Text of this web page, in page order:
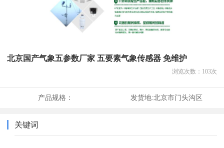
北京国产气象五参数厂家 五要素气象传感器 免维护
浏览次数： 103次
产品规格： 发货地:北京市门头沟区
关键词